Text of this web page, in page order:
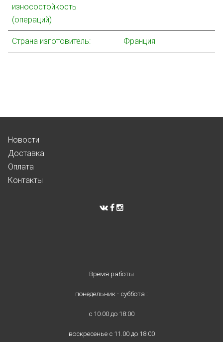
износостойкость
(операций)
Страна изготовитель: Франция
Новости
Доставка
Оплата
Контакты
Время работы
понедельник - суббота :
с 10.00 до 18:00
воскресенье с 11.00 до 18.00